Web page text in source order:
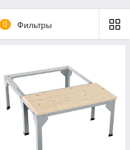
0 Фильтры